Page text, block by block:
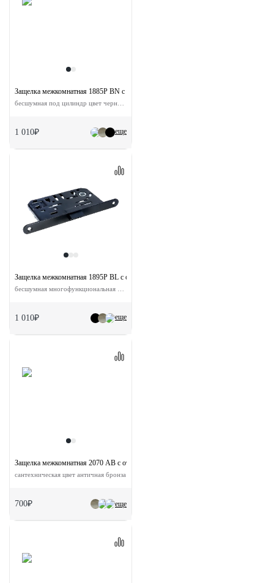
еще
Защелка межкомнатная 1885P BN с ответной планкой
1 010₽
еще
Защелка межкомнатная 1895P BL с ответной планкой
1 010₽
еще
Защелка межкомнатная 2070 AB с ответной планкой
сантехническая цвет античная бронза
700₽